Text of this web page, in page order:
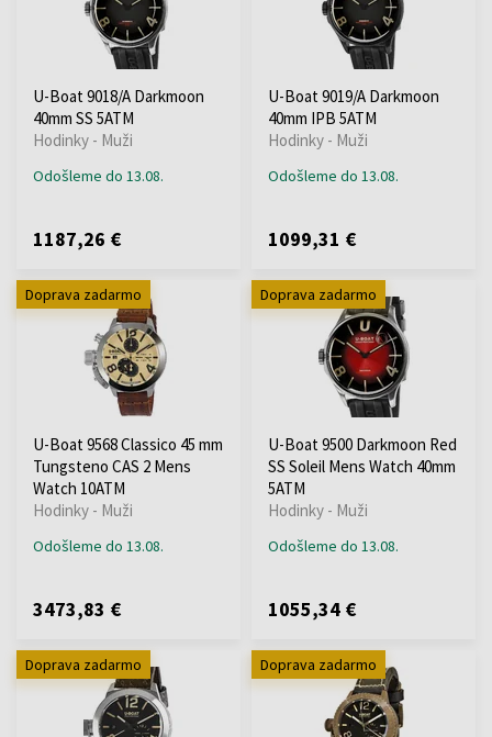
U-Boat 9018/A Darkmoon
40mm SS 5ATM
Hodinky - Muži
Odošleme do 13.08.
1187,26 €
U-Boat 9019/A Darkmoon
40mm IPB 5ATM
Hodinky - Muži
Odošleme do 13.08.
1099,31 €
Doprava zadarmo
U-Boat 9568 Classico 45 mm
Tungsteno CAS 2 Mens
Watch 10ATM
Hodinky - Muži
Odošleme do 13.08.
3473,83 €
Doprava zadarmo
U-Boat 9500 Darkmoon Red
SS Soleil Mens Watch 40mm
5ATM
Hodinky - Muži
Odošleme do 13.08.
1055,34 €
Doprava zadarmo Doprava zadarmo